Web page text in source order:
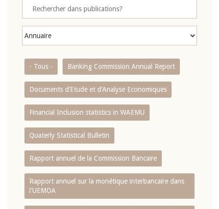
- Tous - Banking Commission Annual Report
Documents d’Etude et d’Analyse Economiques
Financial Inclusion statistics in WAEMU
Quaterly Statistical Bulletin
Rapport annuel de la Commission Bancaire
Rapport annuel sur la monétique interbancaire dans
l'UEMOA